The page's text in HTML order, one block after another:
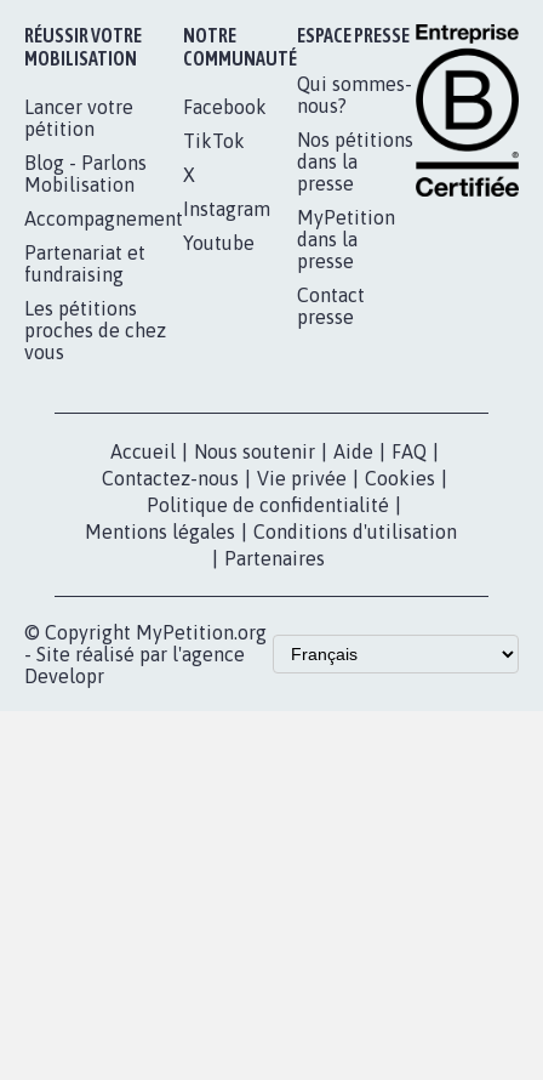
RÉUSSIR VOTRE
MOBILISATION
Lancer votre
pétition
Blog - Parlons
Mobilisation
Accompagnement
Partenariat et
fundraising
Les pétitions
proches de chez
vous
NOTRE
COMMUNAUTÉ
Facebook
TikTok
X
Instagram
Youtube
ESPACE PRESSE
Qui sommes-
nous?
Nos pétitions
dans la
presse
MyPetition
dans la
presse
Contact
presse
Accueil Nous soutenir Aide FAQ
Contactez-nous
Vie privée Cookies
Politique de confidentialité
Mentions légales
Conditions d'utilisation
Partenaires
© Copyright MyPetition.org
- Site réalisé par l'agence
Developr